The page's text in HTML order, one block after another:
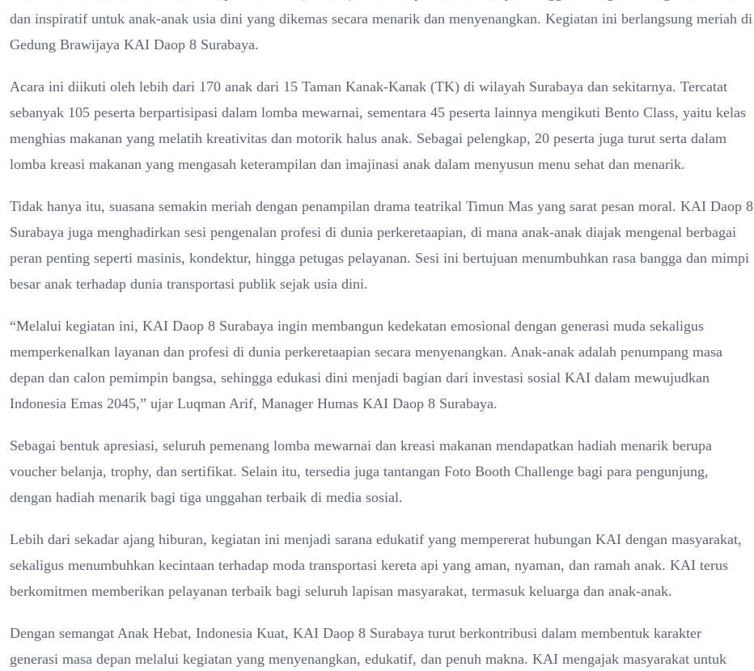
dan inspiratif untuk anak-anak usia dini yang dikemas secara menarik dan menyenangkan. Kegiatan ini berlangsung meriah di
Gedung Brawijaya KAI Daop 8 Surabaya.
Acara ini diikuti oleh lebih dari 170 anak dari 15 Taman Kanak-Kanak (TK) di wilayah Surabaya dan sekitarnya. Tercatat
sebanyak 105 peserta berpartisipasi dalam lomba mewarnai, sementara 45 peserta lainnya mengikuti Bento Class, yaitu kelas
menghias makanan yang melatih kreativitas dan motorik halus anak. Sebagai pelengkap, 20 peserta juga turut serta dalam
lomba kreasi makanan yang mengasah keterampilan dan imajinasi anak dalam menyusun menu sehat dan menarik.
Tidak hanya itu, suasana semakin meriah dengan penampilan drama teatrikal Timun Mas yang sarat pesan moral. KAI Daop 8
Surabaya juga menghadirkan sesi pengenalan profesi di dunia perkeretaapian, di mana anak-anak diajak mengenal berbagai
peran penting seperti masinis, kondektur, hingga petugas pelayanan. Sesi ini bertujuan menumbuhkan rasa bangga dan mimpi
besar anak terhadap dunia transportasi publik sejak usia dini.
“Melalui kegiatan ini, KAI Daop 8 Surabaya ingin membangun kedekatan emosional dengan generasi muda sekaligus
memperkenalkan layanan dan profesi di dunia perkeretaapian secara menyenangkan. Anak-anak adalah penumpang masa
depan dan calon pemimpin bangsa, sehingga edukasi dini menjadi bagian dari investasi sosial KAI dalam mewujudkan
Indonesia Emas 2045,” ujar Luqman Arif, Manager Humas KAI Daop 8 Surabaya.
Sebagai bentuk apresiasi, seluruh pemenang lomba mewarnai dan kreasi makanan mendapatkan hadiah menarik berupa
voucher belanja, trophy, dan sertifikat. Selain itu, tersedia juga tantangan Foto Booth Challenge bagi para pengunjung,
dengan hadiah menarik bagi tiga unggahan terbaik di media sosial.
Lebih dari sekadar ajang hiburan, kegiatan ini menjadi sarana edukatif yang mempererat hubungan KAI dengan masyarakat,
sekaligus menumbuhkan kecintaan terhadap moda transportasi kereta api yang aman, nyaman, dan ramah anak. KAI terus
berkomitmen memberikan pelayanan terbaik bagi seluruh lapisan masyarakat, termasuk keluarga dan anak-anak.
Dengan semangat Anak Hebat, Indonesia Kuat, KAI Daop 8 Surabaya turut berkontribusi dalam membentuk karakter
generasi masa depan melalui kegiatan yang menyenangkan, edukatif, dan penuh makna. KAI mengajak masyarakat untuk